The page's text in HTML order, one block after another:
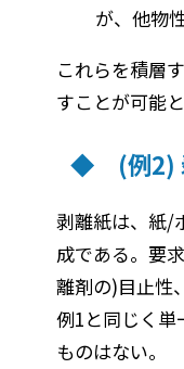
が、他物
これらを積層
すことが可能と
◆ (例2)
剥離紙は、紙/
成である。要
離剤の)目止性
例1と同じく単
ものはない。